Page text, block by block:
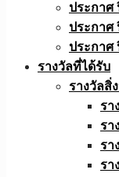
ประกาศ
ประกาศ
ประกาศ
รางวัลที่ได้รับ
รางวัลสิ่
รา
รา
รา
รา